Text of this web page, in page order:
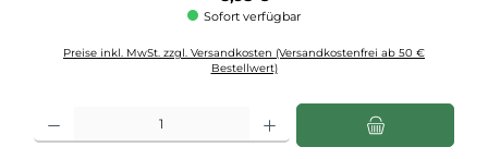
Sofort verfügbar
Preise inkl. MwSt. zzgl. Versandkosten (Versandkostenfrei ab 50 €
Bestellwert)
Produkt Anzahl: Gib den gewünschten Wert ein oder benutze die Schaltflächen